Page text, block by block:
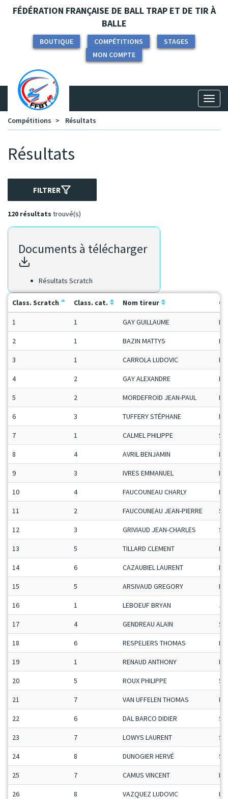
Panneau de gestion des cookies
FÉDÉRATION FRANÇAISE DE BALL TRAP ET DE TIR À
BALLE
BOUTIQUE COMPÉTITIONS
STAGES
MON COMPTE
Compétitions
Résultats
Résultats
FILTRER
120 résultats trouvé(s)
Documents à télécharger
Résultats Scratch
Class. Scratch Class. cat. Nom tireur
1 1 GAY GUILLAUME
2 1 BAZIN MATTYS
3 1 CARROLA LUDOVIC
4 2 GAY ALEXANDRE
5 2 MORDEFROID JEAN-PAUL
6 3 TUFFERY STÉPHANE
7 1 CALMEL PHILIPPE
8 4 AVRIL BENJAMIN
9 3 IVRES EMMANUEL
10 4 FAUCOUNEAU CHARLY
11 2 FAUCOUNEAU JEAN-PIERRE
12 3 GRIVIAUD JEAN-CHARLES
13 5 TILLARD CLEMENT
14 6 CAZAUBIEL LAURENT
15 5 ARSIVAUD GREGORY
16 1 LEBOEUF BRYAN
17 4 GENDREAU ALAIN
18 6 RESPELIERS THOMAS
19 1 RENAUD ANTHONY
20 5 ROUX PHILIPPE
21 7 VAN UFFELEN THOMAS
22 6 DAL BARCO DIDIER
23 7 LOWYS LAURENT
24 8 DUNOGIER HERVÉ
25 7 CAMUS VINCENT
26 8 VAZQUEZ LUDOVIC